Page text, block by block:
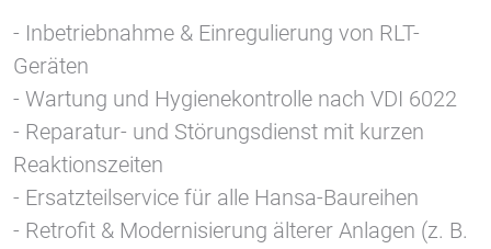
- Inbetriebnahme & Einregulierung von RLT-
Geräten
- Wartung und Hygienekontrolle nach VDI 6022
- Reparatur- und Störungsdienst mit kurzen
Reaktionszeiten
- Ersatzteilservice für alle Hansa-Baureihen
- Retrofit & Modernisierung älterer Anlagen (z. B.
STATISTIK
Statistik Cookies erfassen Informationen anonym.
Diese Informationen helfen uns zu verstehen, wie
unsere Besucher unsere Website nutzen.
Google Tag Manager und Google
Analytics